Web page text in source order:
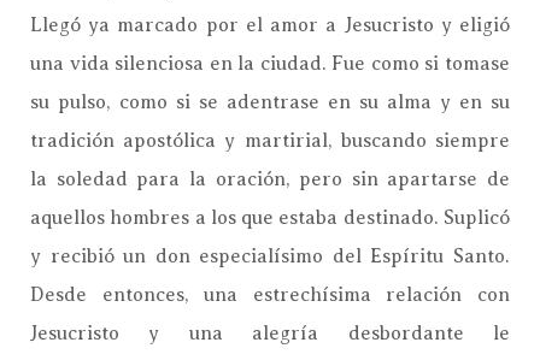
Llegó ya marcado por el amor a Jesucristo y eligió
una vida silenciosa en la ciudad. Fue como si tomase
su pulso, como si se adentrase en su alma y en su
tradición apostólica y martirial, buscando siempre
la soledad para la oración, pero sin apartarse de
aquellos hombres a los que estaba destinado. Suplicó
y recibió un don especialísimo del Espíritu Santo.
Desde entonces, una estrechísima relación con
Jesucristo y una alegría desbordante le